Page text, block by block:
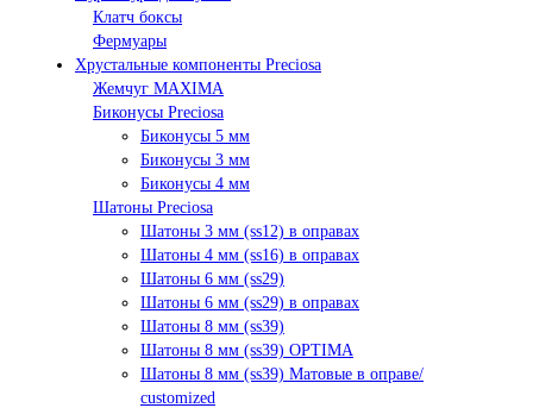
Клатч боксы
Фермуары
Хрустальные компоненты Preciosa
Жемчуг MAXIMA
Биконусы Preciosa
Биконусы 5 мм
Биконусы 3 мм
Биконусы 4 мм
Шатоны Preciosa
Шатоны 3 мм (ss12) в оправах
Шатоны 4 мм (ss16) в оправах
Шатоны 6 мм (ss29)
Шатоны 6 мм (ss29) в оправах
Шатоны 8 мм (ss39)
Шатоны 8 мм (ss39) OPTIMA
Шатоны 8 мм (ss39) Матовые в оправе/
customized